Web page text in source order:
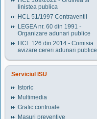
linistea publica
HCL 51/1997 Contraventii
LEGEA nr. 60 din 1991 -
Organizare adunari publice
HCL 126 din 2014 - Comisia
avizare cereri adunari publice
Serviciul ISU
Istoric
Multimedia
Grafic controale
Masuri preventive